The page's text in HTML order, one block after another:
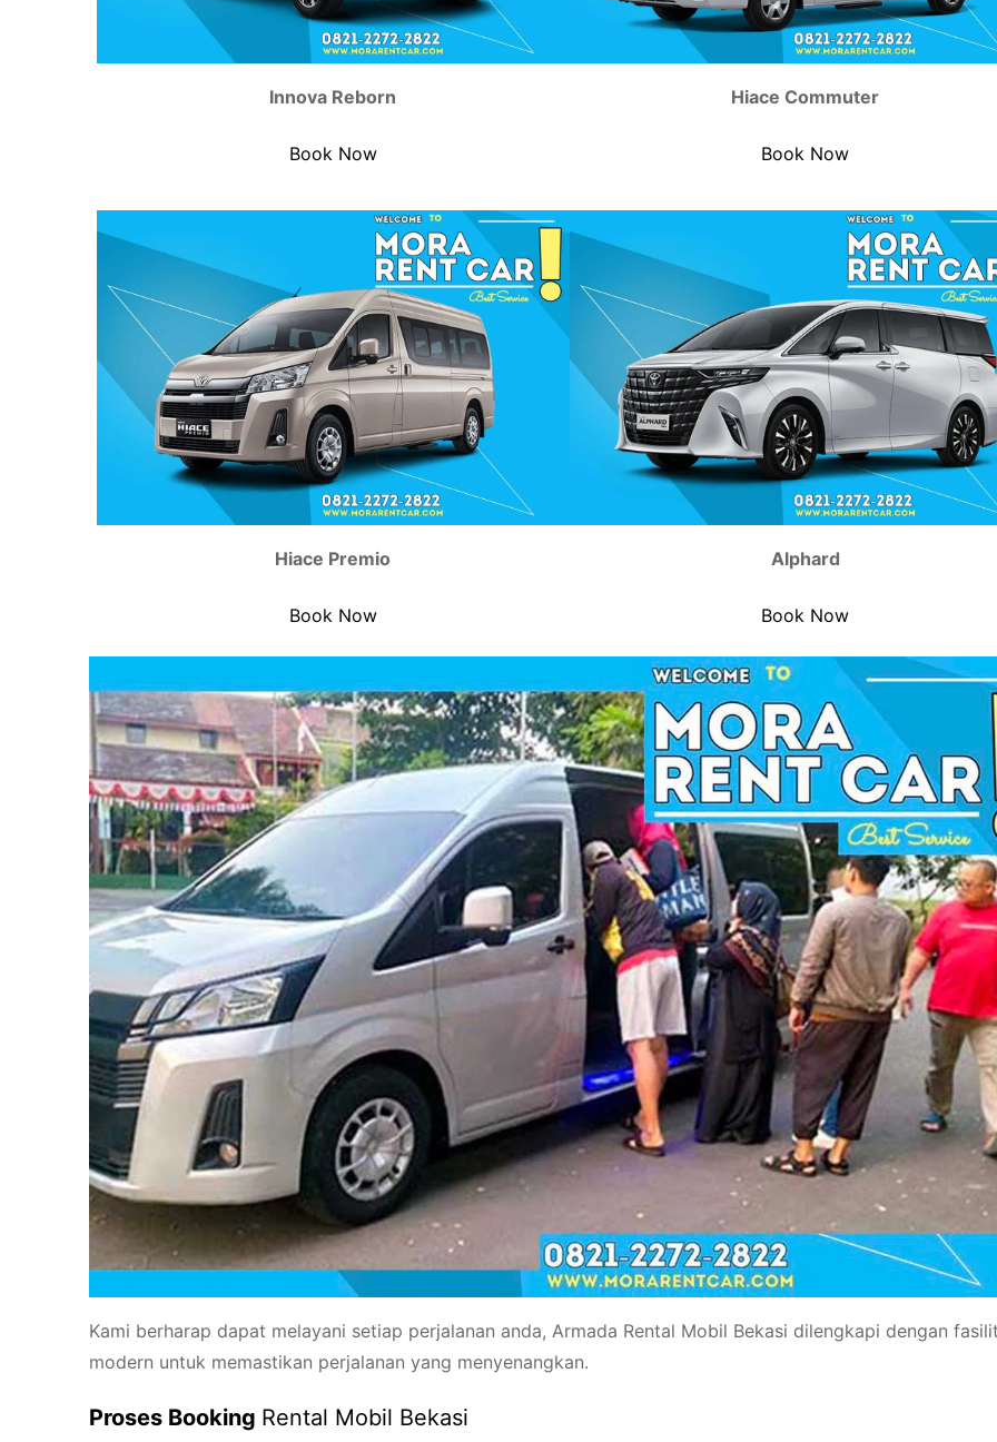
Innova Reborn
Book Now
Hiace Commuter
Book Now
Hiace Premio
Book Now
Alphard
Book Now
Kami berharap dapat melayani setiap perjalanan anda, Armada Rental Mobil Bekasi dilengkapi dengan
modern untuk memastikan perjalanan yang menyenangkan.
Proses Booking Rental Mobil Bekasi